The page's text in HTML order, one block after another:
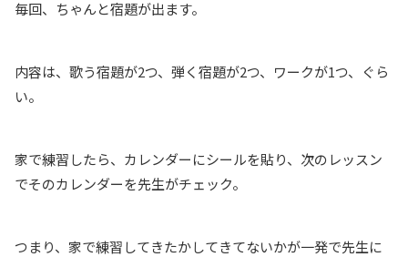
毎回、ちゃんと宿題が出ます。
内容は、歌う宿題が2つ、弾く宿題が2つ、ワークが1つ、ぐら
い。
家で練習したら、カレンダーにシールを貼り、次のレッスン
でそのカレンダーを先生がチェック。
つまり、家で練習してきたかしてきてないかが一発で先生に